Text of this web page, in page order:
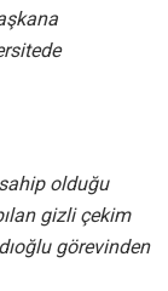
olduğu
gizli çekim
görevinden